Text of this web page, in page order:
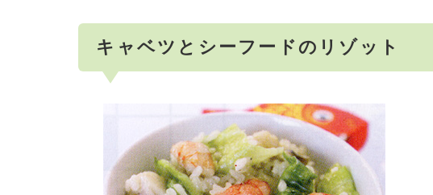
キャベツとシーフードのリゾット